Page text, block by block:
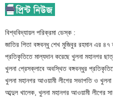
বিশ্ববিদ্যায়ল পরিক্রমা ডেস্ক :
জাতির পিতা বঙ্গবন্ধু শেখ মুজিবুর রহমান এর
প্রতিকৃতিতে মাল্যদান করেছে খুলনা মহানগর
খুলনা প্রেসক্লাবে অবস্থিত বঙ্গবন্ধুর
খুলনা মহানগর আওয়ামী লীগের সভাপতি ও
আব্দুল খালেক, খুলনা মহানগর আওয়ামী লীগের